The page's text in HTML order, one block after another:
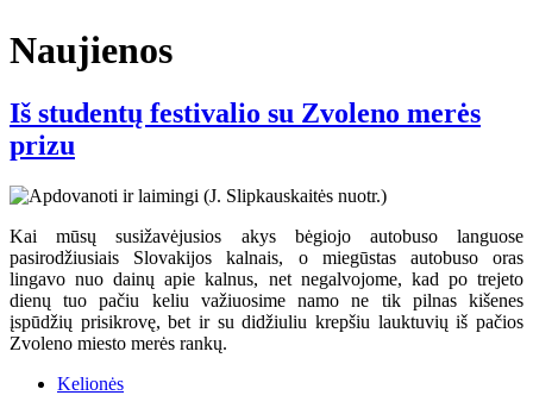
Naujienos
Iš studentų festivalio su Zvoleno merės
prizu
Kai mūsų susižavėjusios akys bėgiojo autobuso languose
pasirodžiusiais Slovakijos kalnais, o miegūstas autobuso oras
lingavo nuo dainų apie kalnus, net negalvojome, kad po trejeto
dienų tuo pačiu keliu važiuosime namo ne tik pilnas kišenes
įspūdžių prisikrovę, bet ir su didžiuliu krepšiu lauktuvių iš pačios
Zvoleno miesto merės rankų.
Kelionės